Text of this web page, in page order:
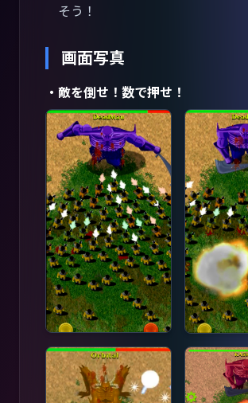
そう！
画面写真
・敵を倒せ！数で押せ！